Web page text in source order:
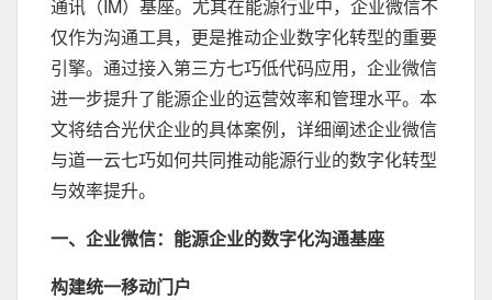
通讯（IM）基座。尤其在能源行业中，企业微信不
仅作为沟通工具，更是推动企业数字化转型的重要
引擎。通过接入第三方七巧低代码应用，企业微信
进一步提升了能源企业的运营效率和管理水平。本
文将结合光伏企业的具体案例，详细阐述企业微信
与道一云七巧如何共同推动能源行业的数字化转型
与效率提升。
一、企业微信：能源企业的数字化沟通基座
构建统一移动门户